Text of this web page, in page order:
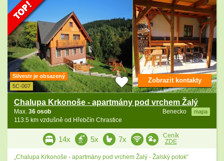
Silvestr je obsazený
5C-007
Chalupa Krkonoše - apartmány pod vrchem Žalý
Benecko mapa
Max. 36 osob
113.5 km vzdušně od Hřebčín Chrastice
Zobrazit kontakty
14x 5x 7x
Ceník
ZDE
„Chalupa Krkonoše - apartmány pod vrchem Žalý - Žalský potok“